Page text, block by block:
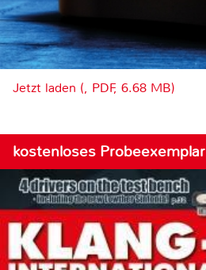
Jetzt laden (, PDF, 6.68 MB)
kostenloses Probeexemplar